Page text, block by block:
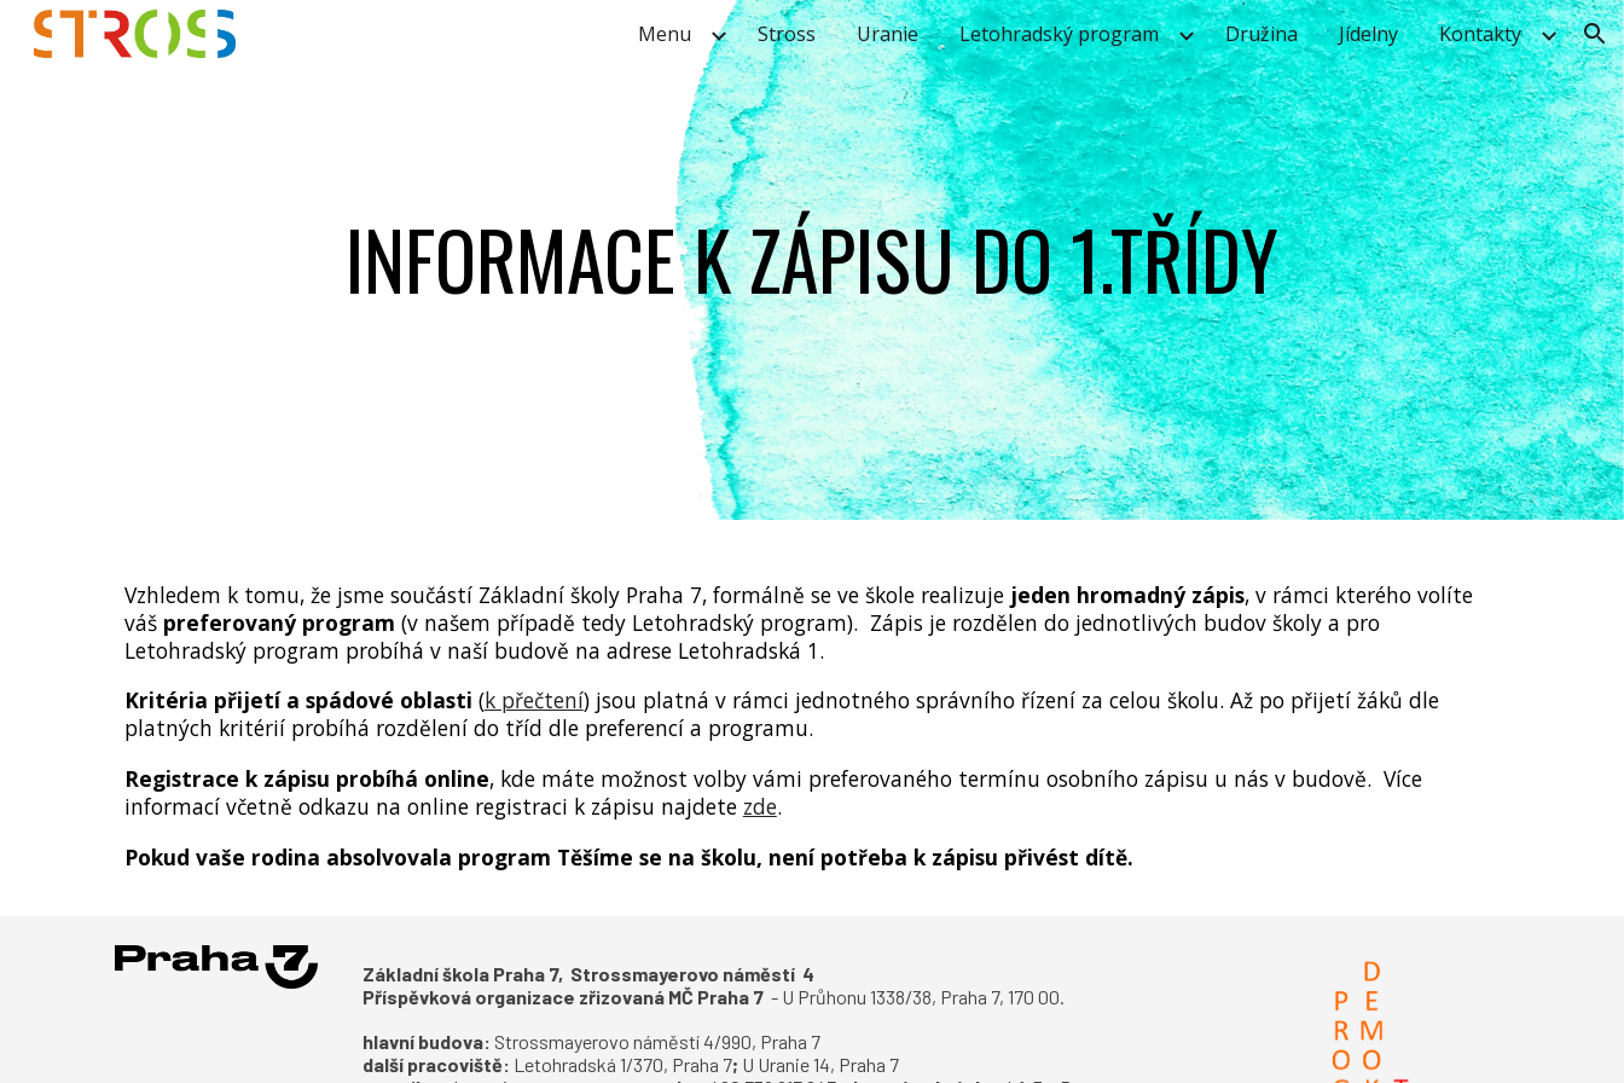
Skip to main content Skip to navigation
Menu Stross Uranie Letohradský program Družina Jídelny Kontakty
INFORMACE K ZÁPISU DO 1.TŘÍDY
Vzhledem k tomu, že jsme součástí Základní školy Praha 7, formálně se ve škole realizuje jeden hromadný zápis, v rámci kterého volíte
váš preferovaný program (v našem případě tedy Letohradský program). Zápis je rozdělen do jednotlivých budov školy a pro
Letohradský program probíhá v naší budově na adrese Letohradská 1.
Kritéria přijetí a spádové oblasti (k přečtení) jsou platná v rámci jednotného správního řízení za celou školu. Až po přijetí žáků dle
platných kritérií probíhá rozdělení do tříd dle preferencí a programu.
Registrace k zápisu probíhá online, kde máte možnost volby vámi preferovaného termínu osobního zápisu u nás v budově. Více
informací včetně odkazu na online registraci k zápisu najdete zde.
Pokud vaše rodina absolvovala program Těšíme se na školu, není potřeba k zápisu přivést dítě.
Základní škola Praha 7, Strossmayerovo náměstí 4
Příspěvková organizace zřizovaná MČ Praha 7- U Průhonu 1338/38, Praha 7, 170 00.
hlavní budova: Strossmayerovo náměstí 4/990, Praha 7
další pracoviště: Letohradská 1/370, Praha 7; U Uranie 14, Praha 7